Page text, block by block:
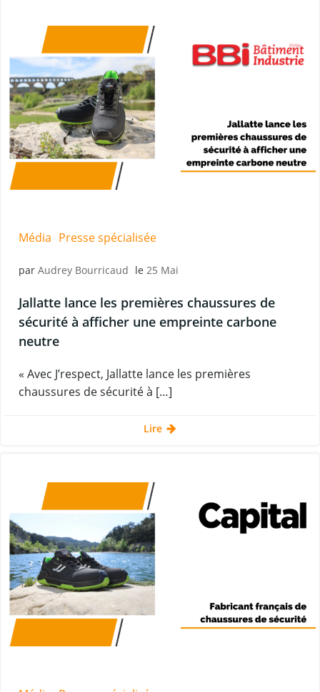
Média Presse spécialisée
par Audrey Bourricaud le 25 Mai
Jallatte lance les premières chaussures de
sécurité à afficher une empreinte carbone
neutre
« Avec J’respect, Jallatte lance les premières
chaussures de sécurité à […]
Lire